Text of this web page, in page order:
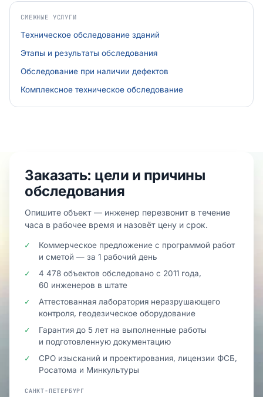
СМЕЖНЫЕ УСЛУГИ
Техническое обследование зданий
Этапы и результаты обследования
Обследование при наличии дефектов
Комплексное техническое обследование
Заказать: цели и причины
обследования
Опишите объект — инженер перезвонит в течение
часа в рабочее время и назовёт цену и срок.
Коммерческое предложение с программой работ
и сметой — за 1 рабочий день
4 478 объектов обследовано с 2011 года,
60 инженеров в штате
Аттестованная лаборатория неразрушающего
контроля, геодезическое оборудование
Гарантия до 5 лет на выполненные работы
и подготовленную документацию
СРО изысканий и проектирования, лицензии ФСБ,
Росатома и Минкультуры
САНКТ-ПЕТЕРБУРГ